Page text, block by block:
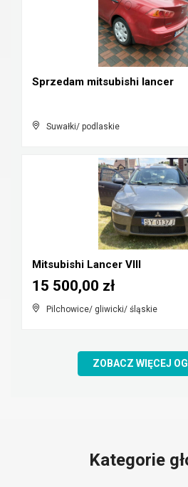
Sprzedam mitsubishi lancer
Suwałki/ podlaskie
Mitsubishi Lancer VIII
Pilchowice/ gliwicki/ śląskie
15 500,00 zł
ZOBACZ WIĘCEJ
Kategorie